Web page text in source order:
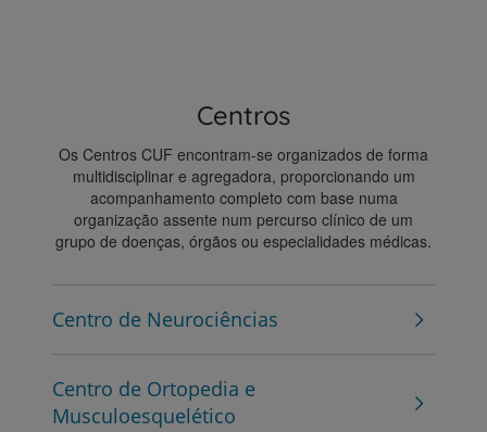
Centros
Os Centros CUF encontram-se organizados de forma
multidisciplinar e agregadora, proporcionando um
acompanhamento completo com base numa
organização assente num percurso clínico de um
grupo de doenças, órgãos ou especialidades médicas.
Centro de Neurociências
Centro de Ortopedia e
Musculoesquelético